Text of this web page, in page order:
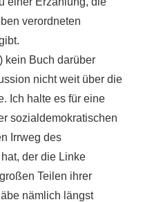
verordneten
kein Buch darüber
nicht weit über die
Ich halte es für eine
sozialdemokratischen
Irrweg des
der die Linke
Teilen ihrer
nämlich längst